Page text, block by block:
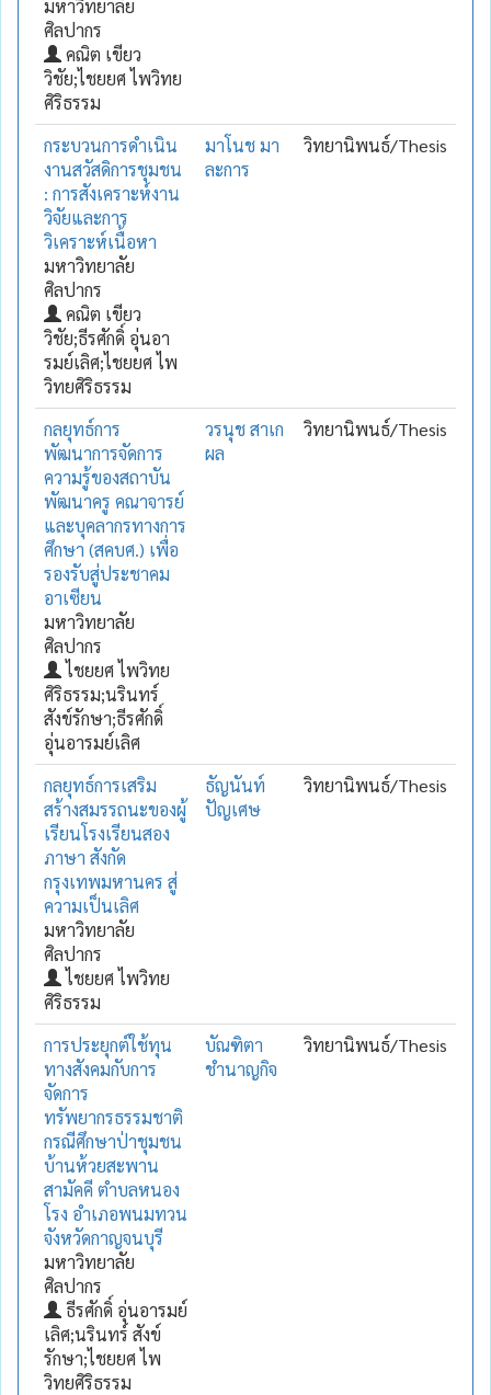
มหาวิทยาลัย
ศิลปากร
คณิต เขียว
วิชัย;ไชยยศ ไพวิทย
ศิริธรรม
กระบวนการดำเนิน
งานสวัสดิการชุมชน
: การสังเคราะห์งาน
วิจัยและการ
วิเคราะห์เนื้อหา
มหาวิทยาลัย
ศิลปากร
คณิต เขียว
วิชัย;ธีรศักดิ์ อุ่นอา
รมย์เลิศ;ไชยยศ ไพ
วิทยศิริธรรม
มาโนช มา
ละการ
วิทยานิพนธ์/Thesis
กลยุทธ์การ
พัฒนาการจัดการ
ความรู้ของสถาบัน
พัฒนาครู คณาจารย์
และบุคลากรทางการ
ศึกษา (สคบศ.) เพื่อ
รองรับสู่ประชาคม
อาเซียน
มหาวิทยาลัย
ศิลปากร
ไชยยศ ไพวิทย
ศิริธรรม;นรินทร์
สังข์รักษา;ธีรศักดิ์
อุ่นอารมย์เลิศ
วรนุช สาเก
ผล
วิทยานิพนธ์/Thesis
กลยุทธ์การเสริม
สร้างสมรรถนะของผู้
เรียนโรงเรียนสอง
ภาษา สังกัด
กรุงเทพมหานคร สู่
ความเป็นเลิศ
มหาวิทยาลัย
ศิลปากร
ไชยยศ ไพวิทย
ศิริธรรม
ธัญนันท์
ปัญเศษ
วิทยานิพนธ์/Thesis
การประยุกต์ใช้ทุน
ทางสังคมกับการ
จัดการ
ทรัพยากรธรรมชาติ
กรณีศึกษาป่าชุมชน
บ้านห้วยสะพาน
สามัคคี ตำบลหนอง
โรง อำเภอพนมทวน
จังหวัดกาญจนบุรี
มหาวิทยาลัย
ศิลปากร
ธีรศักดิ์ อุ่นอารมย์
เลิศ;นรินทร์ สังข์
รักษา;ไชยยศ ไพ
วิทยศิริธรรม
บัณฑิตา
ชำนาญกิจ
วิทยานิพนธ์/Thesis